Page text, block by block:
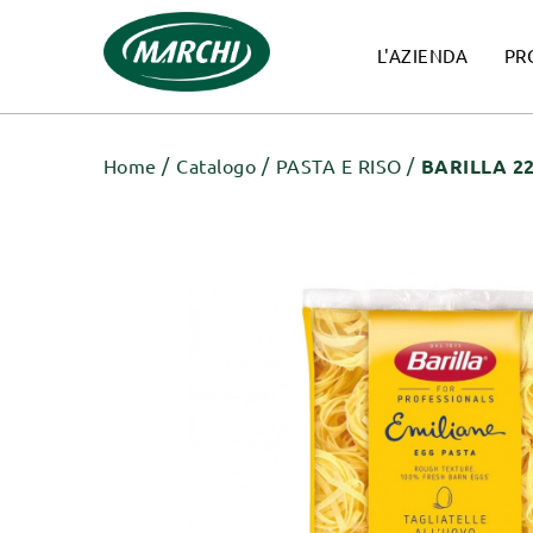
L'AZIENDA
Home Catalogo PASTA E RISO BARILLA